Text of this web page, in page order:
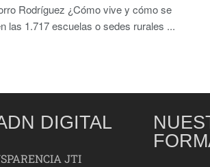
Rodríguez ¿Cómo vive y cómo se
las 1.717 escuelas o sedes rurales ...
DIGITAL
JTI